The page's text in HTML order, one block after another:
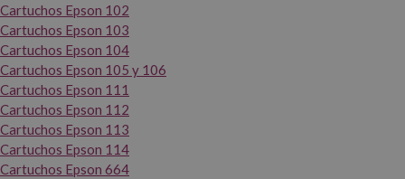
Cartuchos Epson 102
Cartuchos Epson 103
Cartuchos Epson 104
Cartuchos Epson 105 y 106
Cartuchos Epson 111
Cartuchos Epson 112
Cartuchos Epson 113
Cartuchos Epson 114
Cartuchos Epson 664